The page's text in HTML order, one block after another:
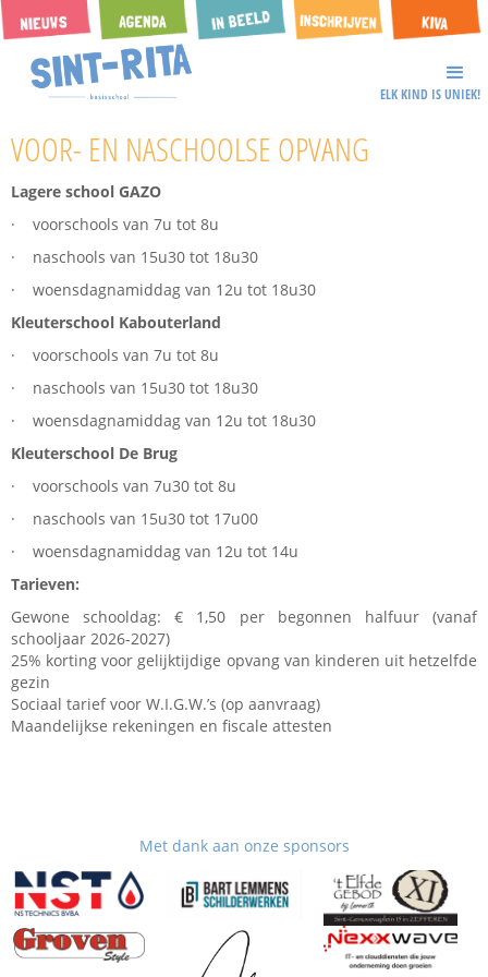
ELK KIND IS UNIEK!
VOOR- EN NASCHOOLSE OPVANG
Lagere school GAZO
· voorschools van 7u tot 8u
· naschools van 15u30 tot 18u30
· woensdagnamiddag van 12u tot 18u30
Kleuterschool Kabouterland
· voorschools van 7u tot 8u
· naschools van 15u30 tot 18u30
· woensdagnamiddag van 12u tot 18u30
Kleuterschool De Brug
· voorschools van 7u30 tot 8u
· naschools van 15u30 tot 17u00
· woensdagnamiddag van 12u tot 14u
Tarieven:
Gewone schooldag: € 1,50 per begonnen halfuur (vanaf
schooljaar 2026-2027)
25% korting voor gelijktijdige opvang van kinderen uit hetzelfde
gezin
Sociaal tarief voor W.I.G.W.’s (op aanvraag)
Maandelijkse rekeningen en fiscale attesten
Met dank aan onze sponsors